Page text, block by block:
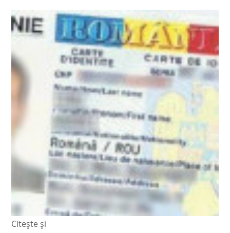
Citește și